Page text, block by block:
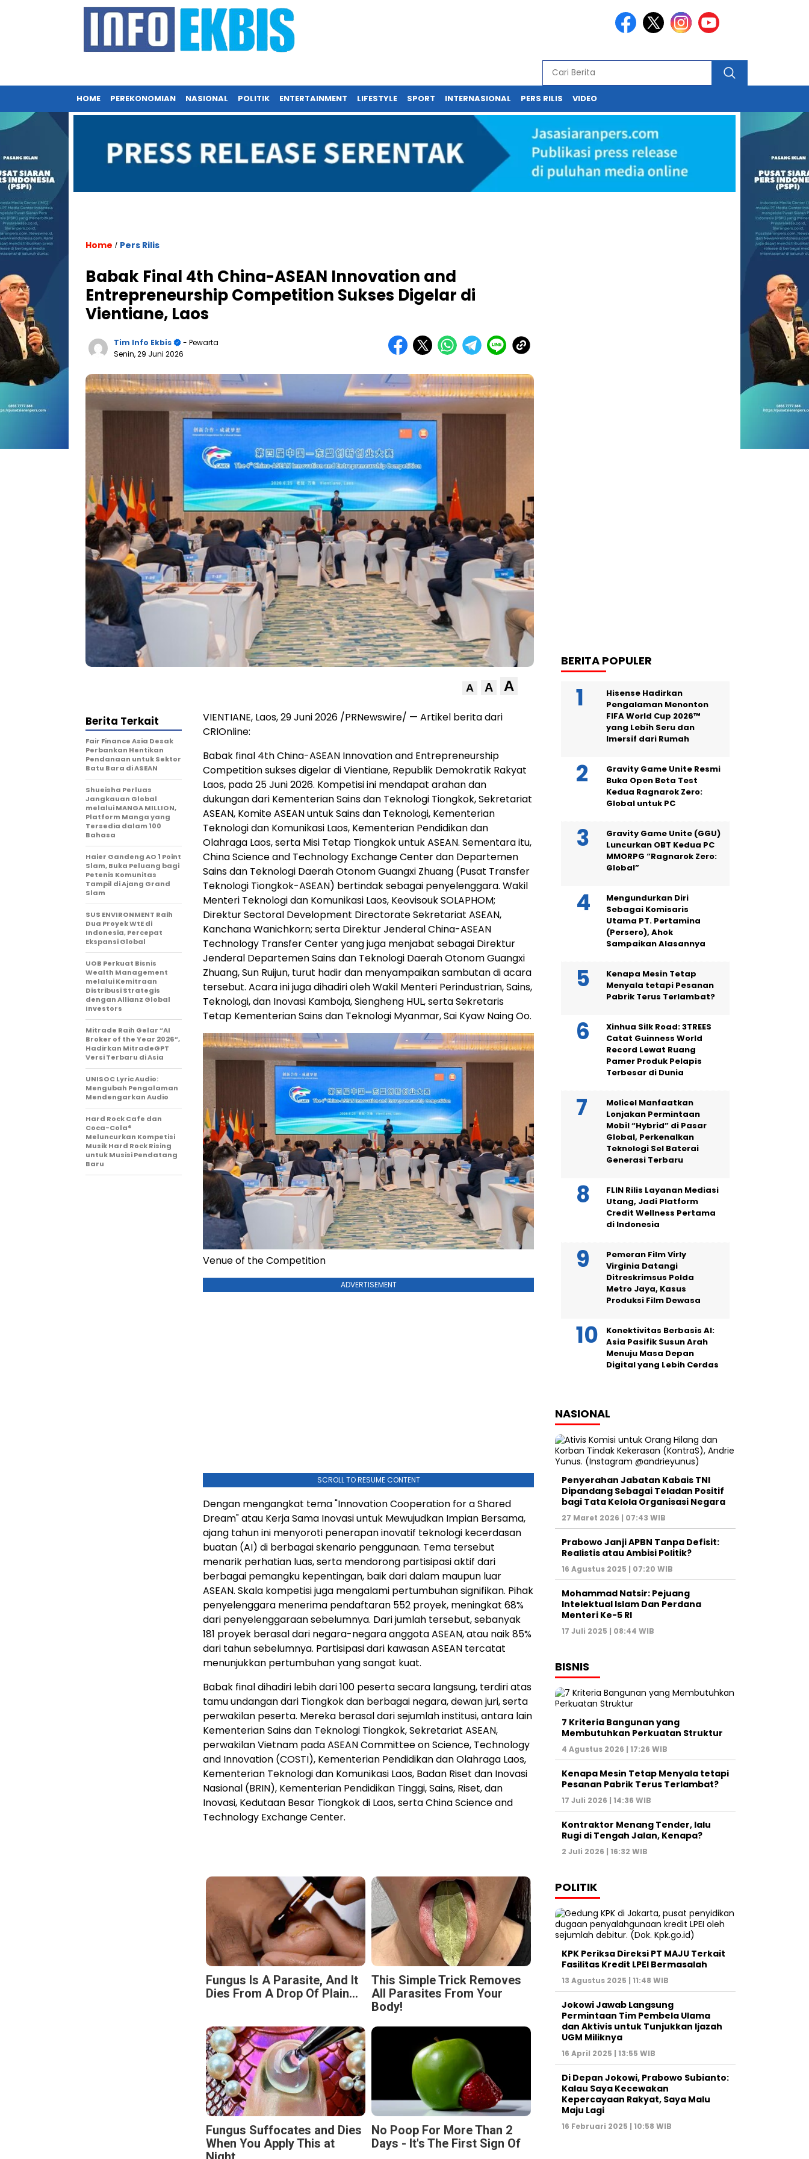
HOME PEREKONOMIAN NASIONAL POLITIK ENTERTAINMENT LIFESTYLE SPORT INTERNASIONAL PERS RILIS VIDEO
Home / Pers Rilis
Babak Final 4th China-ASEAN Innovation and
Entrepreneurship Competition Sukses Digelar di
Vientiane, Laos
Tim Info Ekbis
- Pewarta
Senin, 29 Juni 2026
A A A
VIENTIANE, Laos, 29 Juni 2026 /PRNewswire/ — Artikel berita dari
CRIOnline:
Babak final 4th China-ASEAN Innovation and Entrepreneurship
Competition sukses digelar di Vientiane, Republik Demokratik Rakyat
Laos, pada 25 Juni 2026. Kompetisi ini mendapat arahan dan
dukungan dari Kementerian Sains dan Teknologi Tiongkok, Sekretariat
ASEAN, Komite ASEAN untuk Sains dan Teknologi, Kementerian
Teknologi dan Komunikasi Laos, Kementerian Pendidikan dan
Olahraga Laos, serta Misi Tetap Tiongkok untuk ASEAN. Sementara itu,
China Science and Technology Exchange Center dan Departemen
Sains dan Teknologi Daerah Otonom Guangxi Zhuang (Pusat Transfer
Teknologi Tiongkok-ASEAN) bertindak sebagai penyelenggara. Wakil
Menteri Teknologi dan Komunikasi Laos, Keovisouk SOLAPHOM;
Direktur Sectoral Development Directorate Sekretariat ASEAN,
Kanchana Wanichkorn; serta Direktur Jenderal China-ASEAN
Technology Transfer Center yang juga menjabat sebagai Direktur
Jenderal Departemen Sains dan Teknologi Daerah Otonom Guangxi
Zhuang, Sun Ruijun, turut hadir dan menyampaikan sambutan di acara
tersebut. Acara ini juga dihadiri oleh Wakil Menteri Perindustrian, Sains,
Teknologi, dan Inovasi Kamboja, Siengheng HUL, serta Sekretaris
Tetap Kementerian Sains dan Teknologi Myanmar, Sai Kyaw Naing Oo.
Venue of the Competition
ADVERTISEMENT
SCROLL TO RESUME CONTENT
Dengan mengangkat tema "Innovation Cooperation for a Shared
Dream" atau Kerja Sama Inovasi untuk Mewujudkan Impian Bersama,
ajang tahun ini menyoroti penerapan inovatif teknologi kecerdasan
buatan (AI) di berbagai skenario penggunaan. Tema tersebut
menarik perhatian luas, serta mendorong partisipasi aktif dari
berbagai pemangku kepentingan, baik dari dalam maupun luar
ASEAN. Skala kompetisi juga mengalami pertumbuhan signifikan. Pihak
penyelenggara menerima pendaftaran 552 proyek, meningkat 68%
dari penyelenggaraan sebelumnya. Dari jumlah tersebut, sebanyak
181 proyek berasal dari negara-negara anggota ASEAN, atau naik 85%
dari tahun sebelumnya. Partisipasi dari kawasan ASEAN tercatat
menunjukkan pertumbuhan yang sangat kuat.
Babak final dihadiri lebih dari 100 peserta secara langsung, terdiri atas
tamu undangan dari Tiongkok dan berbagai negara, dewan juri, serta
perwakilan peserta. Mereka berasal dari sejumlah institusi, antara lain
Kementerian Sains dan Teknologi Tiongkok, Sekretariat ASEAN,
perwakilan Vietnam pada ASEAN Committee on Science, Technology
and Innovation (COSTI), Kementerian Pendidikan dan Olahraga Laos,
Kementerian Teknologi dan Komunikasi Laos, Badan Riset dan Inovasi
Nasional (BRIN), Kementerian Pendidikan Tinggi, Sains, Riset, dan
Inovasi, Kedutaan Besar Tiongkok di Laos, serta China Science and
Technology Exchange Center.
Fungus Is A Parasite, And It
Dies From A Drop Of Plain...
This Simple Trick Removes
All Parasites From Your
Body!
Fungus Suffocates and Dies
When You Apply This at
No Poop For More Than 2
Days - It's The First Sign Of
Berita Terkait
Fair Finance Asia Desak
Perbankan Hentikan
Pendanaan untuk Sektor
Batu Bara di ASEAN
Shueisha Perluas
Jangkauan Global
melalui MANGA MILLION,
Platform Manga yang
Tersedia dalam 100
Bahasa
Haier Gandeng AO 1 Point
Slam, Buka Peluang bagi
Petenis Komunitas
Tampil di Ajang Grand
Slam
SUS ENVIRONMENT Raih
Dua Proyek WtE di
Indonesia, Percepat
Ekspansi Global
UOB Perkuat Bisnis
Wealth Management
melalui Kemitraan
Distribusi Strategis
dengan Allianz Global
Investors
Mitrade Raih Gelar “AI
Broker of the Year 2026”,
Hadirkan MitradeGPT
Versi Terbaru di Asia
UNISOC Lyric Audio:
Mengubah Pengalaman
Mendengarkan Audio
Hard Rock Cafe dan
Coca-Cola®
Meluncurkan Kompetisi
Musik Hard Rock Rising
untuk Musisi Pendatang
Baru
BERITA POPULER
Hisense Hadirkan
Pengalaman Menonton
FIFA World Cup 2026™
yang Lebih Seru dan
Imersif dari Rumah
Gravity Game Unite Resmi
Buka Open Beta Test
Kedua Ragnarok Zero:
Global untuk PC
Gravity Game Unite (GGU)
Luncurkan OBT Kedua PC
MMORPG “Ragnarok Zero:
Global”
Mengundurkan Diri
Sebagai Komisaris
Utama PT. Pertamina
(Persero), Ahok
Sampaikan Alasannya
Kenapa Mesin Tetap
Menyala tetapi Pesanan
Pabrik Terus Terlambat?
Xinhua Silk Road: 3TREES
Catat Guinness World
Record Lewat Ruang
Pamer Produk Pelapis
Terbesar di Dunia
Molicel Manfaatkan
Lonjakan Permintaan
Mobil “Hybrid” di Pasar
Global, Perkenalkan
Teknologi Sel Baterai
Generasi Terbaru
FLIN Rilis Layanan Mediasi
Utang, Jadi Platform
Credit Wellness Pertama
di Indonesia
Pemeran Film Virly
Virginia Datangi
Ditreskrimsus Polda
Metro Jaya, Kasus
Produksi Film Dewasa
Konektivitas Berbasis AI:
Asia Pasifik Susun Arah
Menuju Masa Depan
Digital yang Lebih Cerdas
NASIONAL
Penyerahan Jabatan Kabais TNI
Dipandang Sebagai Teladan Positif
bagi Tata Kelola Organisasi Negara
27 Maret 2026 | 07:43 WIB
Prabowo Janji APBN Tanpa Defisit:
Realistis atau Ambisi Politik?
16 Agustus 2025 | 07:20 WIB
Mohammad Natsir: Pejuang
Intelektual Islam Dan Perdana
Menteri Ke-5 RI
17 Juli 2025 | 08:44 WIB
BISNIS
7 Kriteria Bangunan yang
Membutuhkan Perkuatan Struktur
4 Agustus 2026 | 17:26 WIB
Kenapa Mesin Tetap Menyala tetapi
Pesanan Pabrik Terus Terlambat?
17 Juli 2026 | 14:36 WIB
Kontraktor Menang Tender, lalu
Rugi di Tengah Jalan, Kenapa?
2 Juli 2026 | 16:32 WIB
POLITIK
KPK Periksa Direksi PT MAJU Terkait
Fasilitas Kredit LPEI Bermasalah
13 Agustus 2025 | 11:48 WIB
Jokowi Jawab Langsung
Permintaan Tim Pembela Ulama
dan Aktivis untuk Tunjukkan Ijazah
UGM Miliknya
16 April 2025 | 13:55 WIB
Di Depan Jokowi, Prabowo Subianto:
Kalau Saya Kecewakan
Kepercayaan Rakyat, Saya Malu
Maju Lagi
16 Februari 2025 | 10:58 WIB